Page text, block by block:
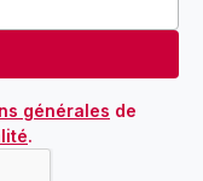
générales de
.